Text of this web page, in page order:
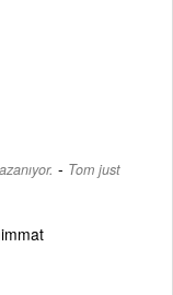
- Tom just